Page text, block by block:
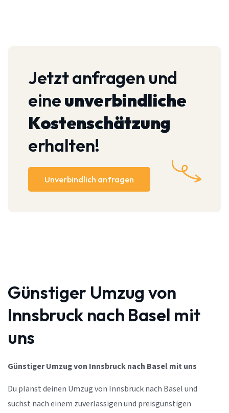
Jetzt anfragen und
eineunverbindliche
Kostenschätzung
erhalten!
Unverbindlich anfragen
Günstiger Umzug von
Innsbruck nach Basel mit
uns
Günstiger Umzug von Innsbruck nach Basel mit uns
Du planst deinen Umzug von Innsbruck nach Basel und
suchst nach einem zuverlässigen und preisgünstigen